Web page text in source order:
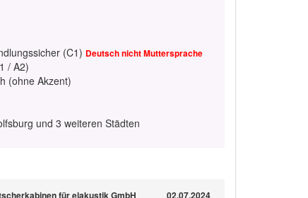
(C1) Deutsch nicht Muttersprache
/ A2)
(ohne Akzent)
und 3 weiteren Städten
für elakustik GmbH 02.07.2024